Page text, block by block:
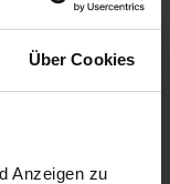
Über Cookies
Anzeigen zu